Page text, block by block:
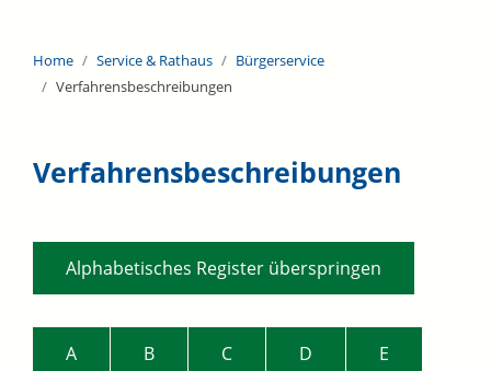
Home Service & Rathaus
Bürgerservice
Verfahrensbeschreibungen
Verfahrensbeschreibungen
Alphabetisches Register überspringen
A B C D E